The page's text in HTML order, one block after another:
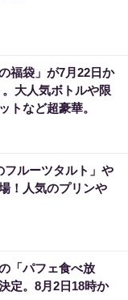
福袋」が7月22日か
大人気ボトルや限
トなど超豪華。
フルーツタルト」や
！人気のプリンや
「パフェ食べ放
定。8月2日18時か